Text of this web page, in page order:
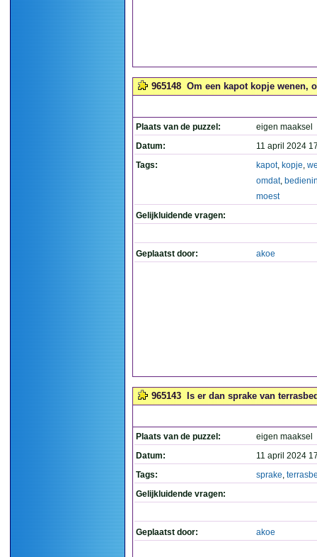
965148 Om een kapot kopje wenen,
Plaats van de puzzel:
eigen maaksel
Datum:
11 april 2024
Tags:
kapot, kopje,
omdat,
moest
Gelijkluidende vragen:
Geplaatst door: akoe
965143 Is er dan sprake van
Plaats van de puzzel:
eigen maaksel
Datum:
11 april 2024
Tags:
sprake,
Gelijkluidende vragen:
Geplaatst door: akoe